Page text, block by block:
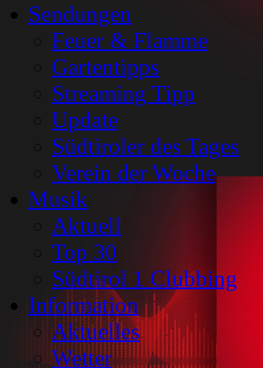
Sendungen
Feuer & Flamme
Gartentipps
Streaming Tipp
Update
Südtiroler des Tages
Verein der Woche
Musik
Aktuell
Top 30
Südtirol 1 Clubbing
Information
Aktuelles
Wetter